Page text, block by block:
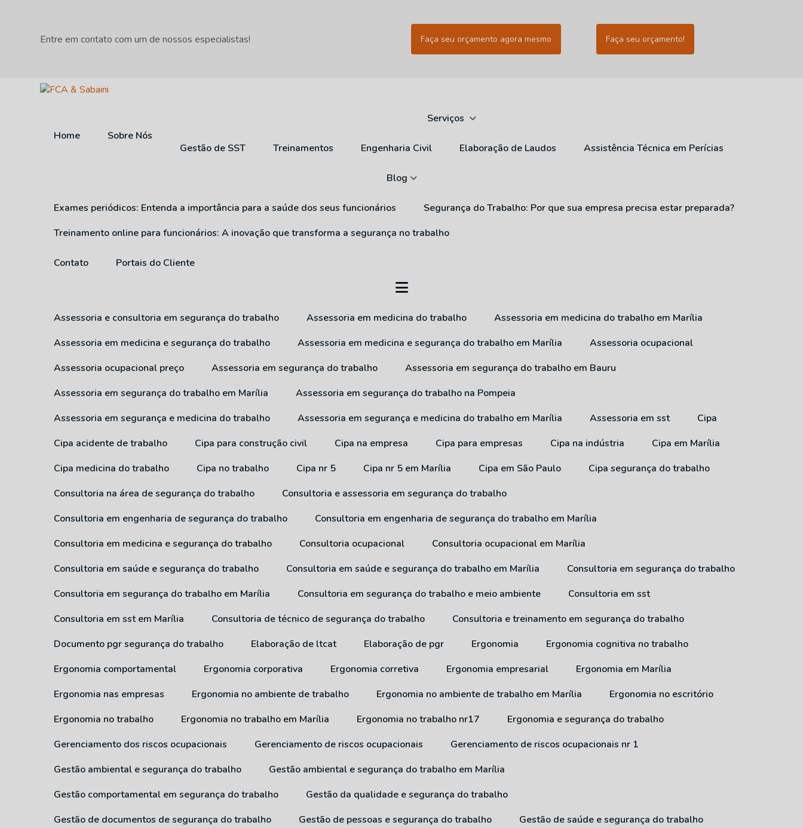
Entre em contato com um de nossos especialistas! Faça seu orçamento agora mesmo Faça seu orçamento!
Home Sobre Nós
Serviços
Gestão de SST Treinamentos Engenharia Civil Elaboração de Laudos Assistência Técnica em Perícias
Blog
Exames periódicos: Entenda a importância para a saúde dos seus funcionários
Segurança do Trabalho: Por que sua empresa precisa estar preparada?
Treinamento online para funcionários: A inovação que transforma a segurança no trabalho
Contato Portais do Cliente
Assessoria e consultoria em segurança do trabalho Assessoria em medicina do trabalho
Assessoria em medicina do trabalho em Marília
Assessoria em medicina e segurança do trabalho
Assessoria em medicina e segurança do trabalho em Marília
Assessoria ocupacional
Assessoria ocupacional preço
Assessoria em segurança do trabalho
Assessoria em segurança do trabalho em Bauru
Assessoria em segurança do trabalho em Marília
Assessoria em segurança do trabalho na Pompeia
Assessoria em segurança e medicina do trabalho
Assessoria em segurança e medicina do trabalho em Marília Assessoria em sst
Cipa
Cipa acidente de trabalho
Cipa para construção civil Cipa na empresa Cipa para empresas Cipa na indústria
Cipa em Marília
Cipa medicina do trabalho
Cipa no trabalho Cipa nr 5 Cipa nr 5 em Marília Cipa em São Paulo
Cipa segurança do trabalho
Consultoria na área de segurança do trabalho
Consultoria e assessoria em segurança do trabalho
Consultoria em engenharia de segurança do trabalho
Consultoria em engenharia de segurança do trabalho em Marília
Consultoria em medicina e segurança do trabalho
Consultoria ocupacional
Consultoria ocupacional em Marília
Consultoria em saúde e segurança do trabalho
Consultoria em saúde e segurança do trabalho em Marília
Consultoria em segurança do trabalho
Consultoria em segurança do trabalho em Marília
Consultoria em segurança do trabalho e meio ambiente
Consultoria em sst
Consultoria em sst em Marília
Consultoria de técnico de segurança do trabalho
Consultoria e treinamento em segurança do trabalho
Documento pgr segurança do trabalho
Elaboração de ltcat Elaboração de pgr Ergonomia
Ergonomia cognitiva no trabalho
Ergonomia comportamental
Ergonomia corporativa Ergonomia corretiva Ergonomia empresarial
Ergonomia em Marília
Ergonomia nas empresas
Ergonomia no ambiente de trabalho Ergonomia no ambiente de trabalho em Marília
Ergonomia no escritório
Ergonomia no trabalho
Ergonomia no trabalho em Marília Ergonomia no trabalho nr17
Ergonomia e segurança do trabalho
Gerenciamento dos riscos ocupacionais
Gerenciamento de riscos ocupacionais
Gerenciamento de riscos ocupacionais nr 1
Gestão ambiental e segurança do trabalho
Gestão ambiental e segurança do trabalho em Marília
Gestão comportamental em segurança do trabalho
Gestão da qualidade e segurança do trabalho
Gestão de documentos de segurança do trabalho
Gestão de pessoas e segurança do trabalho
Gestão de saúde e segurança do trabalho